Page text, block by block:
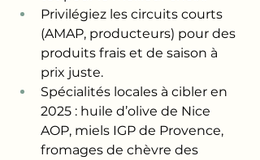
Privilégiez les circuits courts
(AMAP, producteurs) pour des
produits frais et de saison à
prix juste.
Spécialités locales à cibler en
2025 : huile d’olive de Nice
AOP, miels IGP de Provence,
fromages de chèvre des